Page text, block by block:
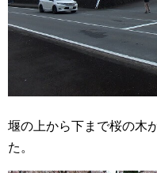
堰の上から下まで桜の木
た。